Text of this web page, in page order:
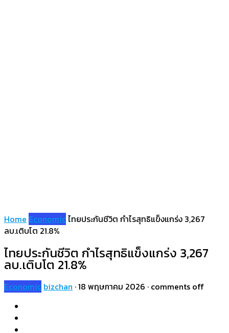
Home Economicไทยประกันชีวิต กำไรสุทธิแข็งแกร่ง 3,267
ลบ.เติบโต 21.8%
ไทยประกันชีวิต กำไรสุทธิแข็งแกร่ง 3,267
ลบ.เติบโต 21.8%
Economic bizchan ·18 พฤษภาคม 2026 · comments off